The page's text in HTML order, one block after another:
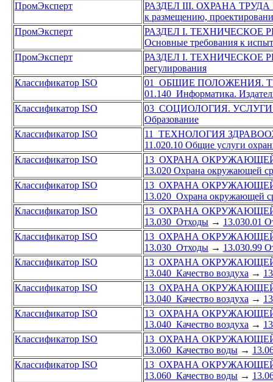
ПромЭксперт
РАЗДЕЛ III. ОХРАНА
к размещению,
ПромЭксперт
РАЗДЕЛ I. ТЕХНИЧЕСКОЕ
Основные требования к
ПромЭксперт
РАЗДЕЛ I. ТЕХНИЧЕСКОЕ
регулирования
Классификатор ISO
01 ОБЩИЕ ПОЛОЖЕНИЯ.
01.140 Информатика.
Классификатор ISO
03 СОЦИОЛОГИЯ.
Образование
Классификатор ISO
11 ТЕХНОЛОГИЯ
11.020.10 Общие услуги
Классификатор ISO
13 ОХРАНА
13.020 Охрана окружающей
Классификатор ISO
13 ОХРАНА
13.020 Охрана окружающей
Классификатор ISO
13 ОХРАНА
13.030 Отходы → 13.030.01
Классификатор ISO
13 ОХРАНА
13.030 Отходы → 13.030.99
Классификатор ISO
13 ОХРАНА
13.040 Качество воздуха →
Классификатор ISO
13 ОХРАНА
13.040 Качество воздуха →
Классификатор ISO
13 ОХРАНА
13.040 Качество воздуха →
Классификатор ISO
13 ОХРАНА
13.060 Качество воды →
Классификатор ISO
13 ОХРАНА
13.060 Качество воды →